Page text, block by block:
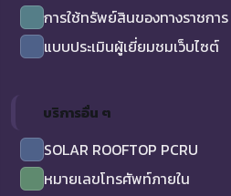
การใช้ทรัพย์สินของทางราชการ
แบบประเมินผู้เยี่ยมชมเว็บไซต์
บริการอื่น ๆ
SOLAR ROOFTOP PCRU
หมายเลขโทรศัพท์ภายใน